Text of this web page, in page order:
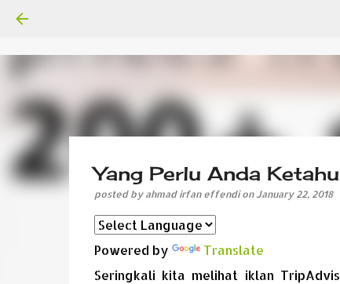
Yang Perlu Anda
posted by ahmad irfan effendi onJanuary 22, 2018
Powered by
Translate
Seringkali kita melihat iklan